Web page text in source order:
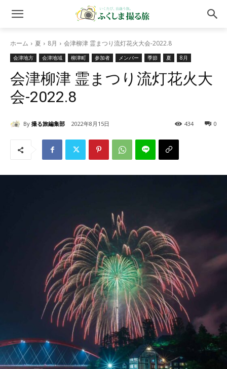
ホーム 夏 8月 会津柳津 霊まつり流灯花火大会-2022.8
会津地方 会津地域 柳津町 参加者 メンバー 季節 夏 8月
会津柳津 霊まつり流灯花火大
会-2022.8
By 撮る旅編集部 2022年8月15日 0
434